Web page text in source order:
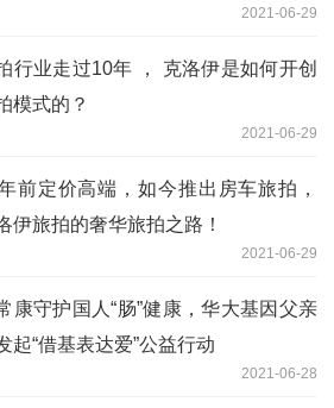
2021-06-29
行业走过10年 ， 克洛伊是如何开创
模式的？
2021-06-29
前定价高端，如今推出房车旅拍，
伊旅拍的奢华旅拍之路！
2021-06-29
康守护国人“肠”健康，华大基因父亲
起“借基表达爱”公益行动
2021-06-28